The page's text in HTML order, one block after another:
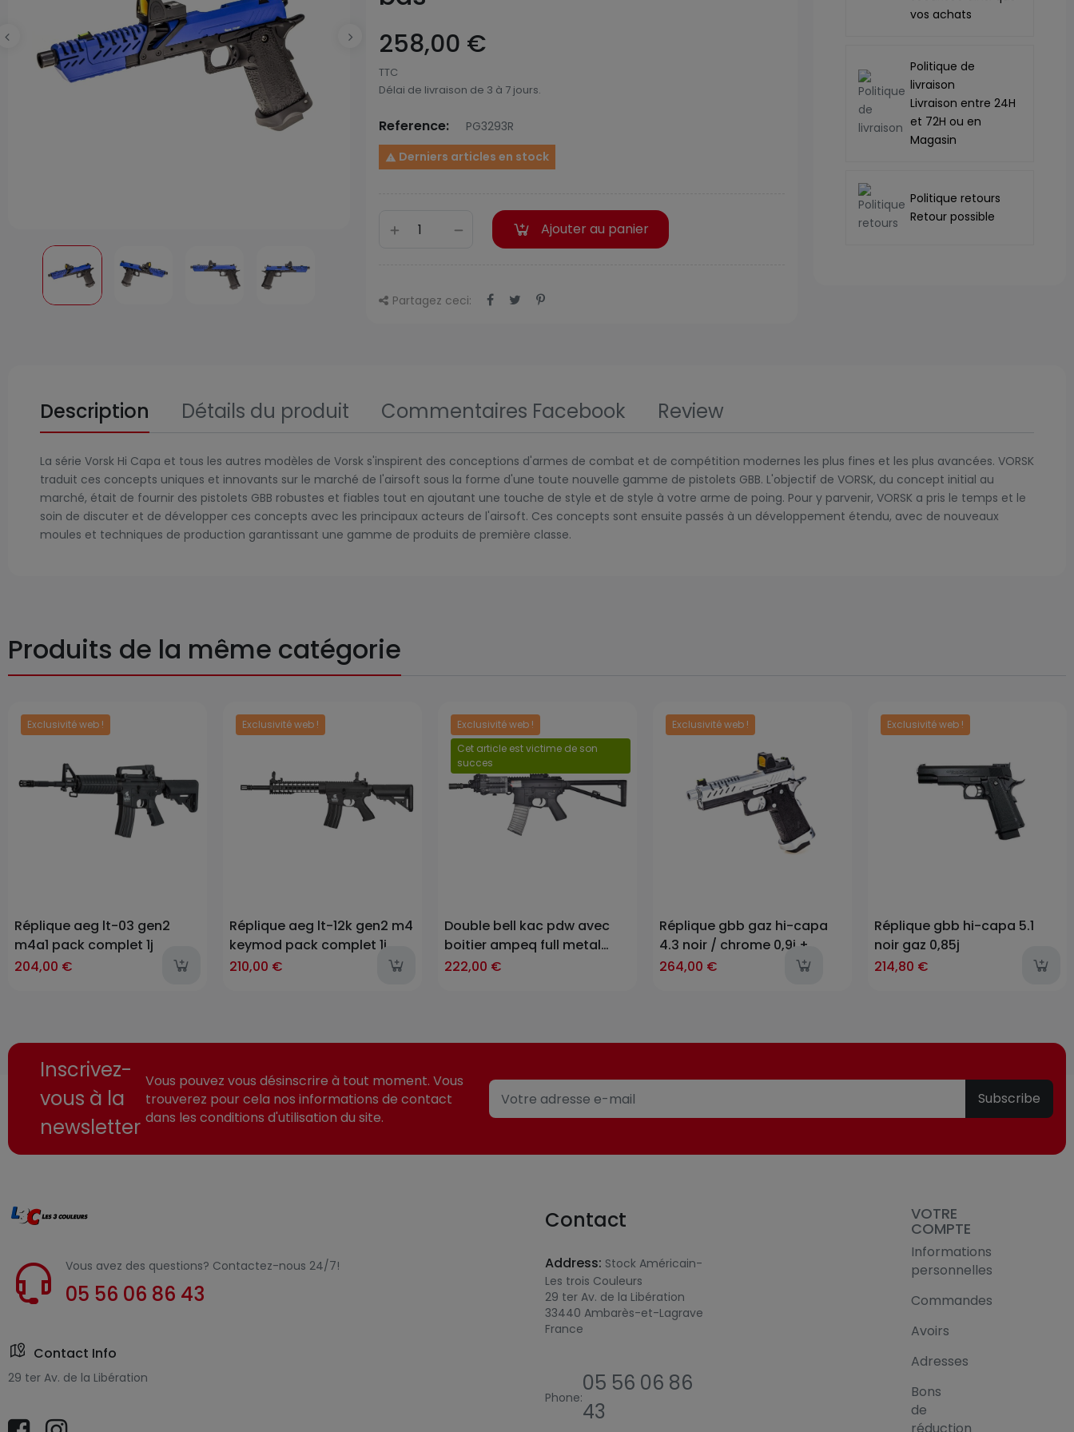
258,00 €
TTC
Délai de livraison de 3 à 7 jours.
Reference: PG3293R
 Derniers articles en stock
Ajouter au panier
Partagez ceci:
vos achats
Politique de
livraison
Livraison entre 24H
et 72H ou en
Magasin
Politique retours
Retour possible
Description Détails du produit Commentaires Facebook Review
La série Vorsk Hi Capa et tous les autres modèles de Vorsk s'inspirent des conceptions d'armes de combat et de compétition modernes les plus fines et les plus avancées. VORSK
traduit ces concepts uniques et innovants sur le marché de l'airsoft sous la forme d'une toute nouvelle gamme de pistolets GBB. L'objectif de VORSK, du concept initial au
marché, était de fournir des pistolets GBB robustes et fiables tout en ajoutant une touche de style et de style à votre arme de poing. Pour y parvenir, VORSK a pris le temps et le
soin de discuter et de développer ces concepts avec les principaux acteurs de l'airsoft. Ces concepts sont ensuite passés à un développement étendu, avec de nouveaux
moules et techniques de production garantissant une gamme de produits de première classe.
Produits de la même catégorie
Exclusivité web !
Réplique aeg lt-03 gen2
m4a1 pack complet 1j
204,00 €
Exclusivité web !
Réplique aeg lt-12k gen2 m4
keymod pack complet 1j
210,00 €
Exclusivité web !
Cet article est victime de son
succes
Prix
Double bell kac pdw avec
boitier ampeq full metal
6mm aeg 1j
222,00 €
Exclusivité web !
Réplique gbb gaz hi-capa
4.3 noir / chrome 0,9j +
point rouge bds
264,00 € last-items
Exclusivité web !
Réplique gbb hi-capa 5.1
noir gaz 0,85j
214,80 €
Inscrivez-
vous à la
newsletter
Vous pouvez vous désinscrire à tout moment. Vous
trouverez pour cela nos informations de contact
dans les conditions d'utilisation du site.
Subscribe
Vous avez des questions? Contactez-nous 24/7!
05 56 06 86 43
Contact Info
29 ter Av. de la Libération
Contact
Address: Stock Américain-
Les trois Couleurs
29 ter Av. de la Libération
33440 Ambarès-et-Lagrave
France
Phone:
05 56 06 86
43
VOTRE
COMPTE
Informations
personnelles
Commandes
Avoirs
Adresses
Bons
de